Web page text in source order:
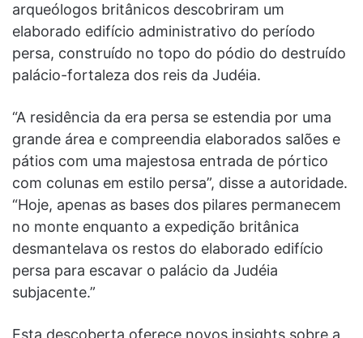
arqueólogos britânicos descobriram um
elaborado edifício administrativo do período
persa, construído no topo do pódio do destruído
palácio-fortaleza dos reis da Judéia.
“A residência da era persa se estendia por uma
grande área e compreendia elaborados salões e
pátios com uma majestosa entrada de pórtico
com colunas em estilo persa”, disse a autoridade.
“Hoje, apenas as bases dos pilares permanecem
no monte enquanto a expedição britânica
desmantelava os restos do elaborado edifício
persa para escavar o palácio da Judéia
subjacente.”